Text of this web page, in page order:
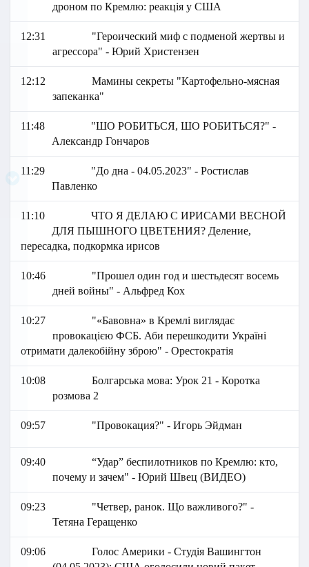
дроном по Кремлю: реакція у США
12:31
"Героический миф с подменой жертвы и
агрессора" - Юрий Христензен
12:12
Мамины секреты "Картофельно-мясная
запеканка"
11:48
"ШО РОБИТЬСЯ, ШО РОБИТЬСЯ?" -
Александр Гончаров
11:29
"До дна - 04.05.2023" - Ростислав
Павленко
11:10
ЧТО Я ДЕЛАЮ С ИРИСАМИ ВЕСНОЙ
ДЛЯ ПЫШНОГО ЦВЕТЕНИЯ? Деление,
пересадка, подкормка ирисов
10:46
"Прошел один год и шестьдесят восемь
дней войны" - Альфред Кох
10:27
"«Бавовна» в Кремлі виглядає
провокацією ФСБ. Аби перешкодити Україні
отримати далекобійну зброю" - Орестократія
10:08
Болгарська мова: Урок 21 - Коротка
розмова 2
09:57 "Провокация?" - Игорь Эйдман
09:40
“Удар” беспилотников по Кремлю: кто,
почему и зачем" - Юрий Швец (ВИДЕО)
09:23
"Четвер, ранок. Що важливого?" -
Тетяна Геращенко
09:06
Голос Америки - Студія Вашингтон